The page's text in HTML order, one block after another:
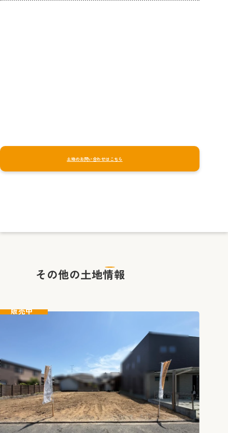
土地のお問い合わせはこちら
その他の土地情報
販売中